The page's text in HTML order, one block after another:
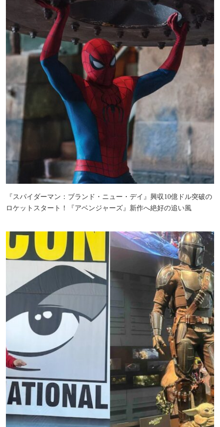
『スパイダーマン：ブランド・ニュー・デイ』興収10億ドル突破の
ロケットスタート！『アベンジャーズ』新作へ絶好の追い風